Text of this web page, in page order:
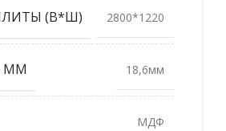
(В*Ш) 2800*1220
ММ 18,6мм
МДФ